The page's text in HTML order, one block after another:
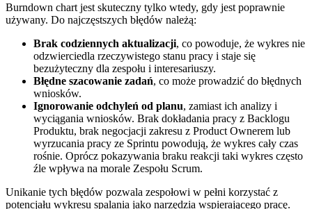
Burndown chart jest skuteczny tylko wtedy, gdy jest poprawnie
używany. Do najczęstszych błędów należą:
Brak codziennych aktualizacji, co powoduje, że wykres nie
odzwierciedla rzeczywistego stanu pracy i staje się
bezużyteczny dla zespołu i interesariuszy.
Błędne szacowanie zadań, co może prowadzić do błędnych
wniosków.
Ignorowanie odchyleń od planu, zamiast ich analizy i
wyciągania wniosków. Brak dokładania pracy z Backlogu
Produktu, brak negocjacji zakresu z Product Ownerem lub
wyrzucania pracy ze Sprintu powodują, że wykres cały czas
rośnie. Oprócz pokazywania braku reakcji taki wykres często
źle wpływa na morale Zespołu Scrum.
Unikanie tych błędów pozwala zespołowi w pełni korzystać z
potencjału wykresu spalania jako narzędzia wspierającego pracę.